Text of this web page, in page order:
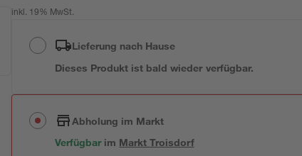
inkl. 19% MwSt.
Lieferung nach Hause
Dieses Produkt ist bald wieder verfügbar.
Abholung im Markt
Verfügbar im MarktTroisdorf